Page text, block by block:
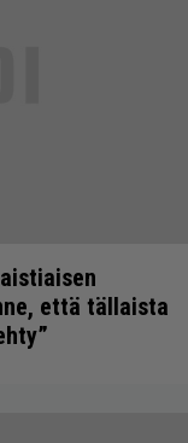
että tällaista